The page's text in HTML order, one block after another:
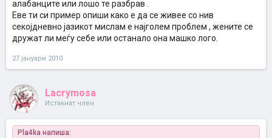
алабанците или лошо те разбрав .
Еве ти си пример опиши како е да се живее со нив
секојдневно јазикот мислам е најголем проблем , жените се
дружат ли меѓу себе или останало она машко лого.
27 јануари 2010
Lacrymosa
Истакнат член
Pla4ka напиша: